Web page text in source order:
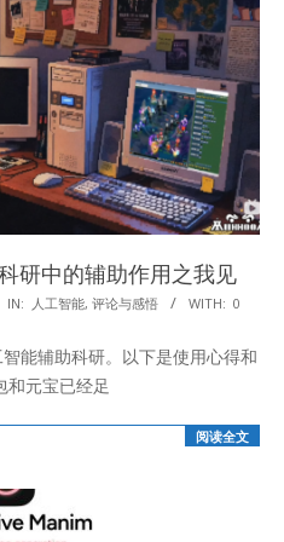
研中的辅助作用之我见
IN: 人工智能, 评论与感悟 WITH: 0
能辅助科研。以下是使用心得和
和元宝已经足
阅读全文